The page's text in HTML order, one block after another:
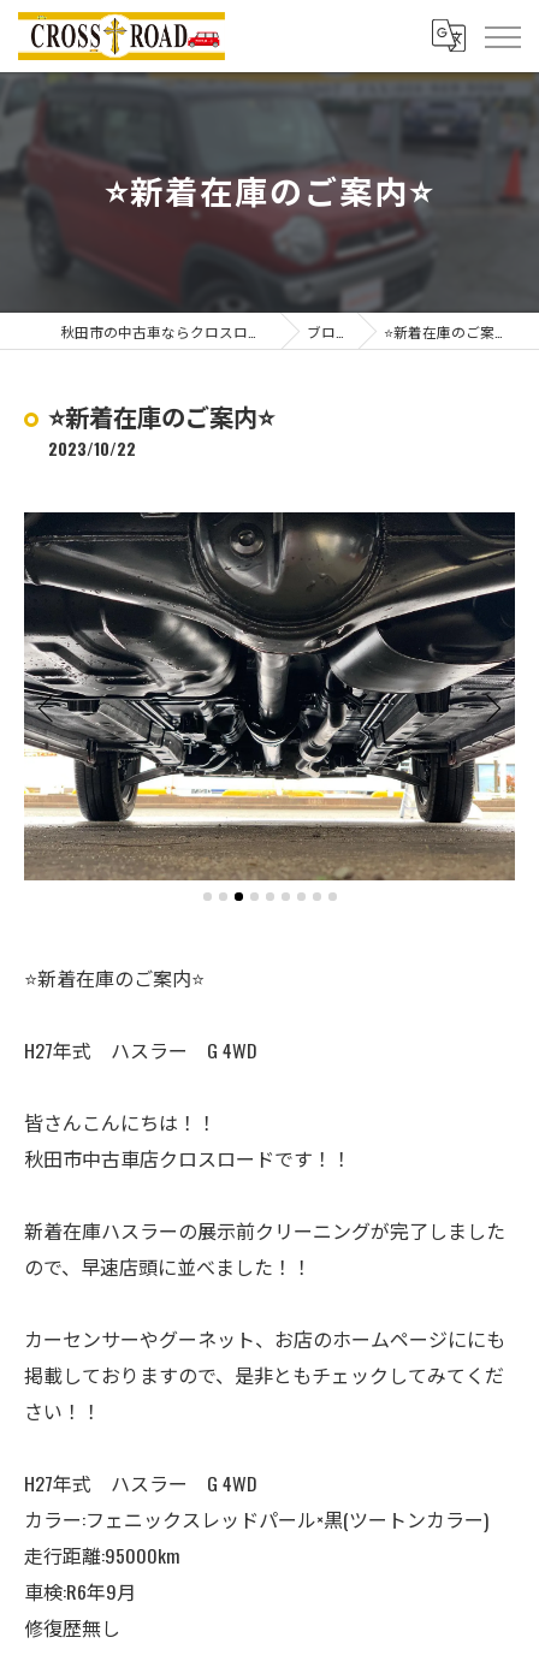
⭐️新着在庫のご案内⭐️
ブログ ⭐️新着在庫のご案内⭐️
⭐️新着在庫のご案内⭐️
2023/10/22
⭐️新着在庫のご案内⭐️
H27年式 ハスラー G 4WD
皆さんこんにちは！！
秋田市中古車店クロスロードです！！
新着在庫ハスラーの展示前クリーニングが完了しました
ので、早速店頭に並べました！！
カーセンサーやグーネット、お店のホームページににも
掲載しておりますので、是非ともチェックしてみてくだ
さい！！
H27年式 ハスラー G 4WD
カラー:フェニックスレッドパール×黒(ツートンカラー)
走行距離:95000km
車検:R6年9月
修復歴無し